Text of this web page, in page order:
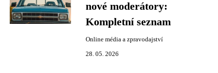
nové moderátory:
Kompletní seznam
Online média a zpravodajství
28. 05. 2026